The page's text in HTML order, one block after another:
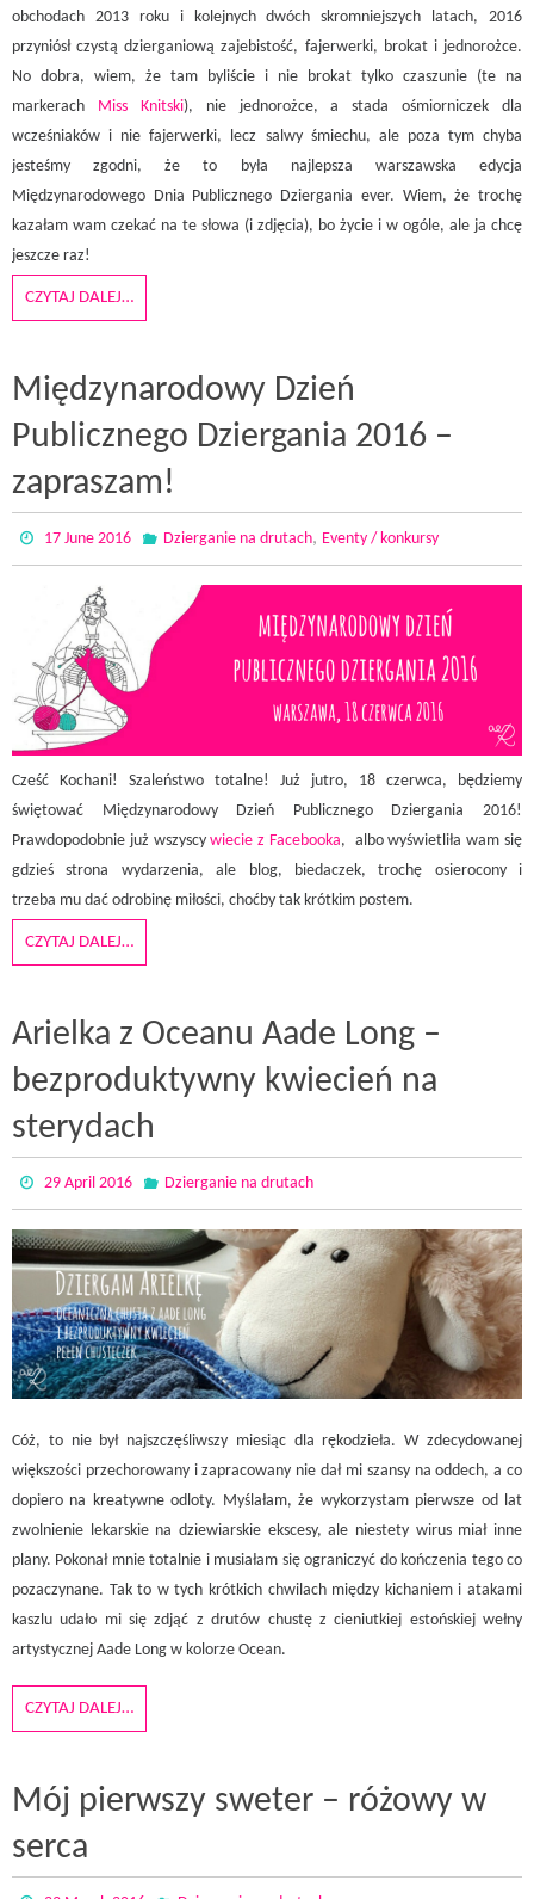
obchodach 2013 roku i kolejnych dwóch skromniejszych latach, 2016
przyniósł czystą dzierganiową zajebistość, fajerwerki, brokat i jednorożce.
No dobra, wiem, że tam byliście i nie brokat tylko czaszunie (te na
markerach
Miss Knitski), nie jednorożce, a stada ośmiorniczek dla
wcześniaków i nie fajerwerki, lecz salwy śmiechu, ale poza tym chyba
jesteśmy zgodni, że to była najlepsza warszawska edycja
Międzynarodowego Dnia Publicznego Dziergania ever. Wiem, że trochę
kazałam wam czekać na te słowa (i zdjęcia), bo życie i w ogóle, ale ja chcę
jeszcze raz!
CZYTAJ DALEJ…
Międzynarodowy Dzień
Publicznego Dziergania 2016 –
zapraszam!
17 June 2016 Dzierganie na drutach, Eventy / konkursy
Cześć Kochani! Szaleństwo totalne! Już jutro, 18 czerwca, będziemy
świętować Międzynarodowy Dzień Publicznego Dziergania 2016!
Prawdopodobnie już wszyscywiecie z Facebooka, albo wyświetliła wam się
gdzieś strona wydarzenia, ale blog, biedaczek, trochę osierocony i
trzeba mu dać odrobinę miłości, choćby tak krótkim postem.
CZYTAJ DALEJ…
Arielka z Oceanu Aade Long –
bezproduktywny kwiecień na
sterydach
29 April 2016 Dzierganie na drutach
Cóż, to nie był najszczęśliwszy miesiąc dla rękodzieła. W zdecydowanej
większości przechorowany i zapracowany nie dał mi szansy na oddech, a co
dopiero na kreatywne odloty. Myślałam, że wykorzystam pierwsze od lat
zwolnienie lekarskie na dziewiarskie ekscesy, ale niestety wirus miał inne
plany. Pokonał mnie totalnie i musiałam się ograniczyć do kończenia tego co
pozaczynane. Tak to w tych krótkich chwilach między kichaniem i atakami
kaszlu udało mi się zdjąć z drutów chustę z cieniutkiej estońskiej wełny
artystycznej Aade Long w kolorze Ocean.
CZYTAJ DALEJ…
Mój pierwszy sweter – różowy w
serca